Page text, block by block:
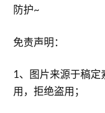
防护~
免责声明：
1、图片来源于稿
用，拒绝盗用；